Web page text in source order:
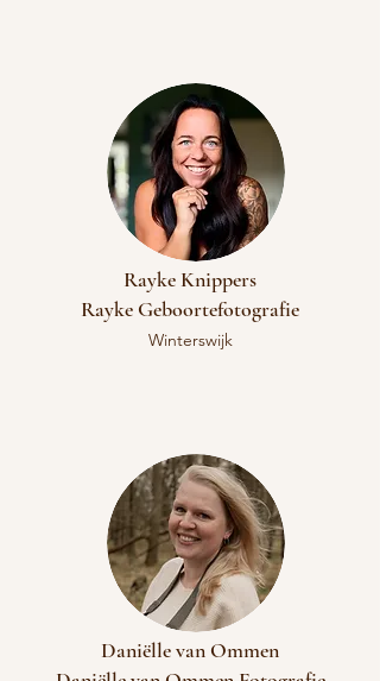
Rayke Knippers
​Rayke Geboortefotografie
Winterswijk
Daniëlle van Ommen